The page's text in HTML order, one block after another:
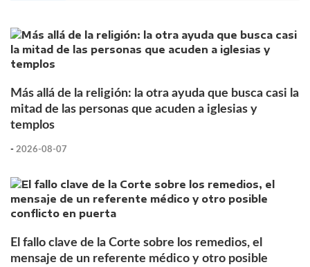
Más allá de la religión: la otra ayuda que busca casi la
mitad de las personas que acuden a iglesias y
templos
- 2026-08-07
El fallo clave de la Corte sobre los remedios, el
mensaje de un referente médico y otro posible